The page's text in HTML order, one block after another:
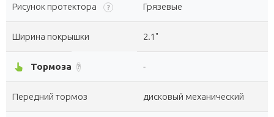
Рисунок протектора ? Грязевые
Ширина покрышки 2.1"
pan_tool_alt Тормоза ? -
Передний тормоз дисковый механический